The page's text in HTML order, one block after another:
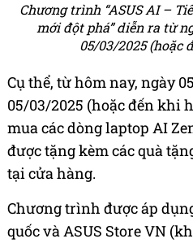
Chương trình “ASUS AI –
mới đột phá” diễn ra từ
05/03/2025 (hoặc
Cụ thể, từ hôm nay, ngày
05/03/2025 (hoặc đến khi
mua các dòng laptop AI
được tặng kèm các quà
tại cửa hàng.
Chương trình được áp
quốc và ASUS Store VN